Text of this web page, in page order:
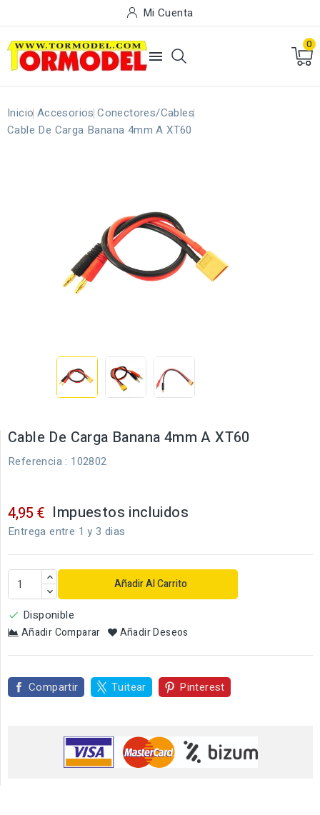
Mi Cuenta

0
Inicio Accesorios Conectores/Cables
Cable De Carga Banana 4mm A XT60
Cable De Carga Banana 4mm A XT60
Referencia : 102802
4,95 € Impuestos incluidos
Entrega entre 1 y 3 dias
Añadir Al Carrito
 Disponible
Añadir Comparar Añadir Deseos
Compartir Tuitear Pinterest